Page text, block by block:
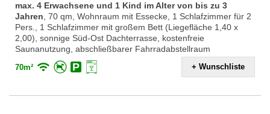
max. 4 Erwachsene und 1 Kind im Alter von bis zu 3
Jahren, 70 qm, Wohnraum mit Essecke, 1 Schlafzimmer für 2
Pers., 1 Schlafzimmer mit großem Bett (Liegefläche 1,40 x
2,00), sonnige Süd-Ost Dachterrasse, kostenfreie
Saunanutzung, abschließbarer Fahrradabstellraum
70m² + Wunschliste